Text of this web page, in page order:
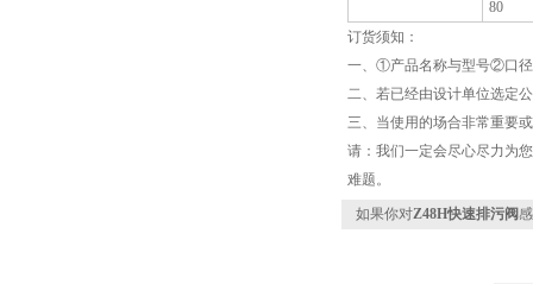
80
订货须知：
一、①产品名称与型号②口
二、若已经由设计单位选定
三、当使用的场合非常重要
请：我们一定会尽心尽力为
难题。
如果你对Z48H快速排污阀